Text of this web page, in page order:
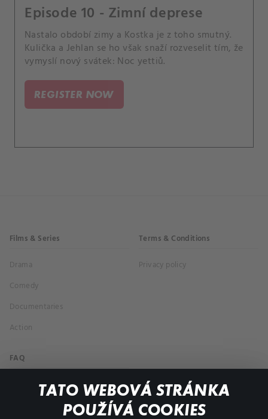
TATO WEBOVÁ STRÁNKA
POUŽÍVÁ COOKIES
Episode 10 - Zimní deprese
Nastalo období zimy a Kostka je z toho smutný.
Kulička a Jehlan se ho však snaží rozveselit tím, že
vymyslí nový svátek: Noc yettiů.
REGISTER NOW
Films & Series
Drama
Comedy
Documentaries
Action
Terms & Conditions
Privacy policy
FAQ
My profile